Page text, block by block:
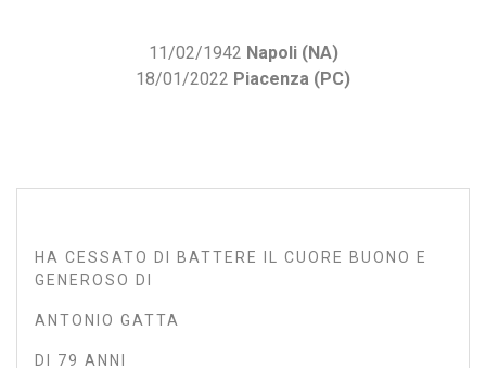
11/02/1942 Napoli (NA)
18/01/2022 Piacenza (PC)
HA CESSATO DI BATTERE IL CUORE BUONO E
GENEROSO DI
ANTONIO GATTA
DI 79 ANNI